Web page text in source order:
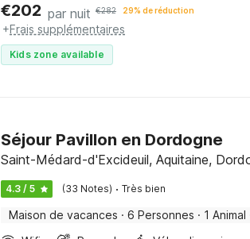
€202 par nuit €282 29% de réduction
+Frais supplémentaires
Kids zone available
Séjour Pavillon en Dordogne
Saint-Médard-d'Excideuil, Aquitaine,
4.3 / 5 (33 Notes) · Très bien
Maison de vacances · 6 Personnes · 1 Animal